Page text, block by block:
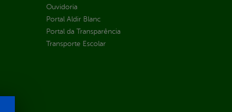
Ouvidoria
Portal Aldir Blanc
Portal da Transparência
Transporte Escolar